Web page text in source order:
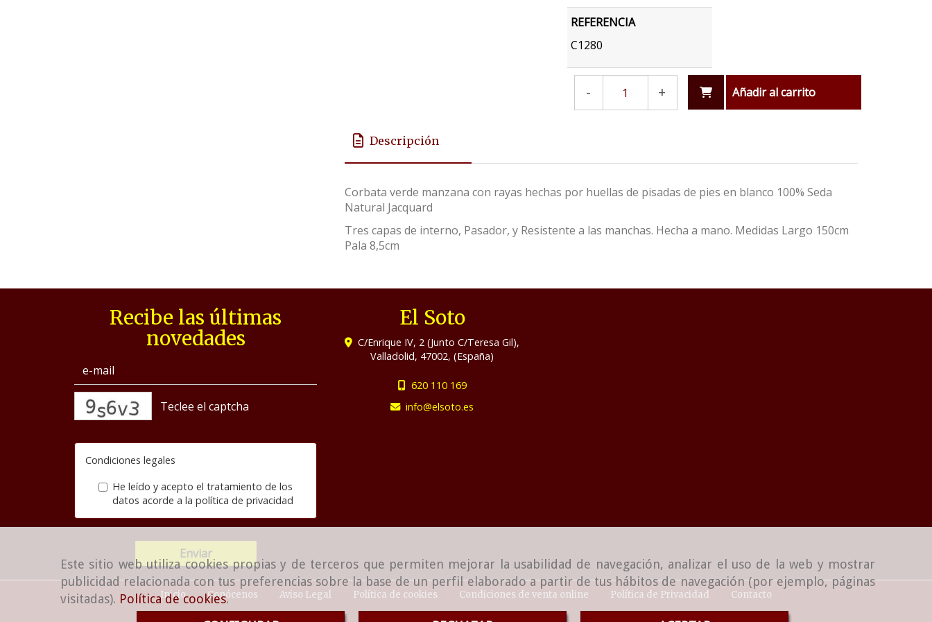
Este sitio web utiliza cookies propias y de terceros que permiten mejorar la usabilidad de navegación, analizar el uso de la web y mostrar
publicidad relacionada con tus preferencias sobre la base de un perfil elaborado a partir de tus hábitos de navegación (por ejemplo, páginas
visitadas). Política de cookies.
REFERENCIA
C1280
- + Añadir al carrito
Descripción
Corbata verde manzana con rayas hechas por huellas de pisadas de pies en blanco 100% Seda
Natural Jacquard
Tres capas de interno, Pasador, y Resistente a las manchas. Hecha a mano. Medidas Largo 150cm
Pala 8,5cm
Recibe las últimas
novedades
Condiciones legales
He leído y acepto el tratamiento de los
datos acorde a la política de privacidad
Enviar
El Soto
C/Enrique IV, 2 (Junto C/Teresa Gil),
Valladolid, 47002,(España)
620 110 169
info
elsoto.es
Inicio Conócenos Aviso Legal Política de cookies Condiciones de venta online Política de Privacidad Contacto